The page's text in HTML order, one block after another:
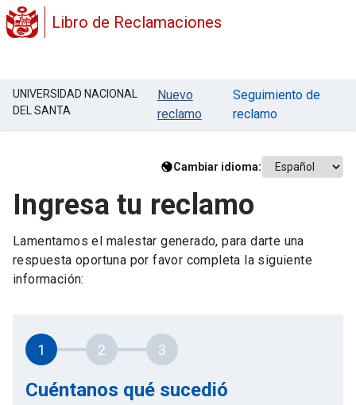
Libro de Reclamaciones
UNIVERSIDAD NACIONAL
DEL SANTA
Nuevo
reclamo
Seguimiento de
reclamo
Cambiar idioma:
Ingresa tu reclamo
Lamentamos el malestar generado, para darte una
respuesta oportuna por favor completa la siguiente
información:
1 2 3
Cuéntanos qué sucedió